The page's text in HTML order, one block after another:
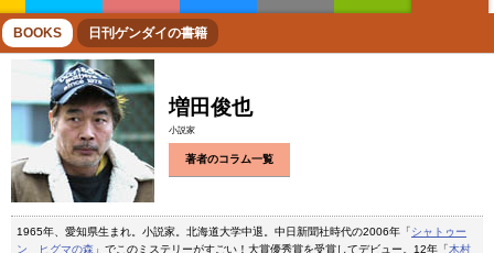
ボートレース 競輪 オートレース
BOOKS 日刊ゲンダイの書籍
増田俊也
小説家
著者のコラム一覧
1965年、愛知県生まれ。小説家。北海道大学中退。中日新聞社時代の2006年「シャトゥー
ン ヒグマの森 」でこのミステリーがすごい！大賞優秀賞を受賞してデビュー。12年「木村